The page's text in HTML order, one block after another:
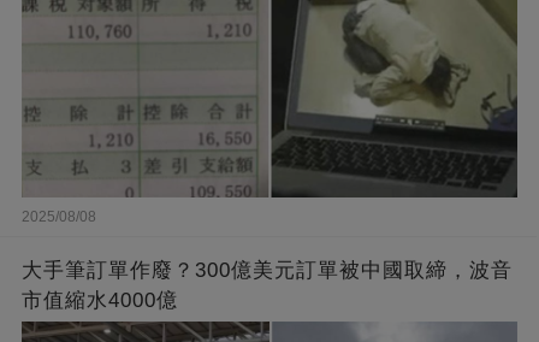
2025/08/08
大手筆訂單作廢？300億美元訂單被中國取締，波音
市值縮水4000億